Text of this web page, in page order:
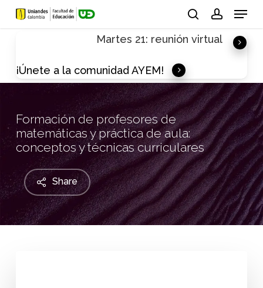
Skip
Menu
Martes 21: reunión virtual
¡Únete a la comunidad AYEM!
Formación de profesores de
matemáticas y práctica de aula:
conceptos y técnicas curriculares
Share